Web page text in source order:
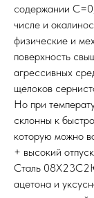
содержании
числе и
физические и
поверхность
агрессивных
щелоков
Но при
склонны к
которую можно
+ высокий
Сталь 08Х23С2Ю
ацетона и